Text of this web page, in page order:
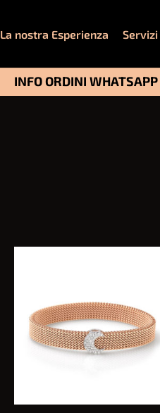
La nostra Esperienza Servizi
INFO ORDINI WHATSAPP